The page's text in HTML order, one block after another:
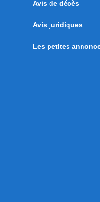
Avis de décès
Avis juridiques
Les petites